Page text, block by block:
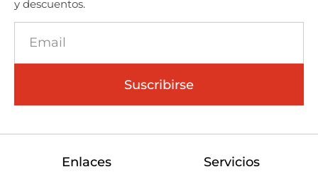
y descuentos.
Suscribirse
Enlaces Servicios